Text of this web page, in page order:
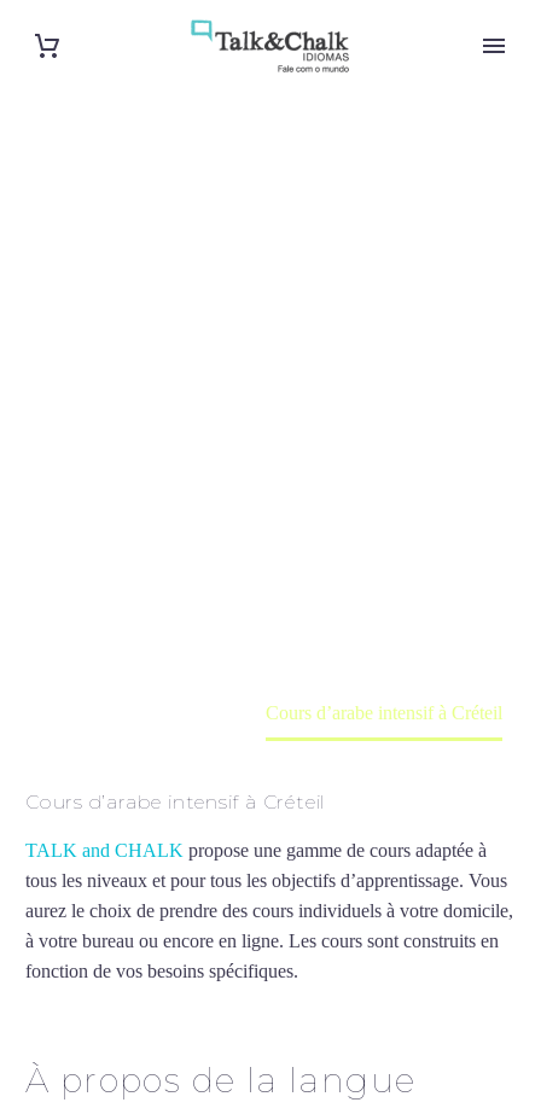
Cours d’arabe intensif à Créteil
Cours d’arabe intensif à Créteil
TALK and CHALK propose une gamme de cours adaptée à
tous les niveaux et pour tous les objectifs d’apprentissage. Vous
aurez le choix de prendre des cours individuels à votre domicile,
à votre bureau ou encore en ligne. Les cours sont construits en
fonction de vos besoins spécifiques.
À propos de la langue